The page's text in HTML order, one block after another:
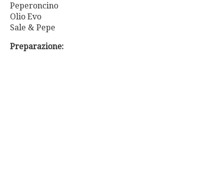
Peperoncino
Olio Evo
Sale & Pepe
Preparazione: